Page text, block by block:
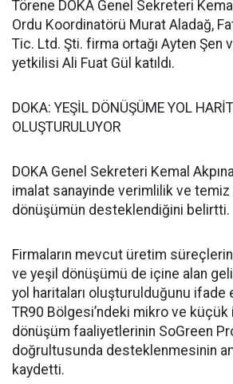
Törene DOKA Genel Sekreteri
Ordu Koordinatörü Murat Aladağ,
Tic. Ltd. Şti. firma ortağı Ayten Şen
yetkilisi Ali Fuat Gül katıldı.
DOKA: YEŞİL DÖNÜŞÜME YOL
OLUŞTURULUYOR
DOKA Genel Sekreteri Kemal
imalat sanayinde verimlilik ve temiz
dönüşümün desteklendiğini belirtti.
Firmaların mevcut üretim
ve yeşil dönüşümü de içine alan
yol haritaları oluşturulduğunu ifade
TR90 Bölgesi’ndeki mikro ve küçük
dönüşüm faaliyetlerinin SoGreen
doğrultusunda desteklenmesinin
kaydetti.